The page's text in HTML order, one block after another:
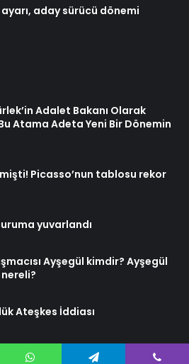
aday sürücü dönemi
Adalet Bakanı Olarak
Atama Adeta Yeni Bir Dönemin
Picasso’nun tablosu rekor
yuvarlandı
Ayşegül kimdir? Ayşegül
Ateşkes İddiası